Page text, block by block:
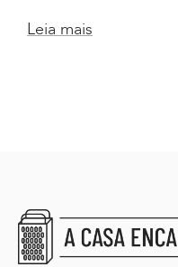
Leia mais